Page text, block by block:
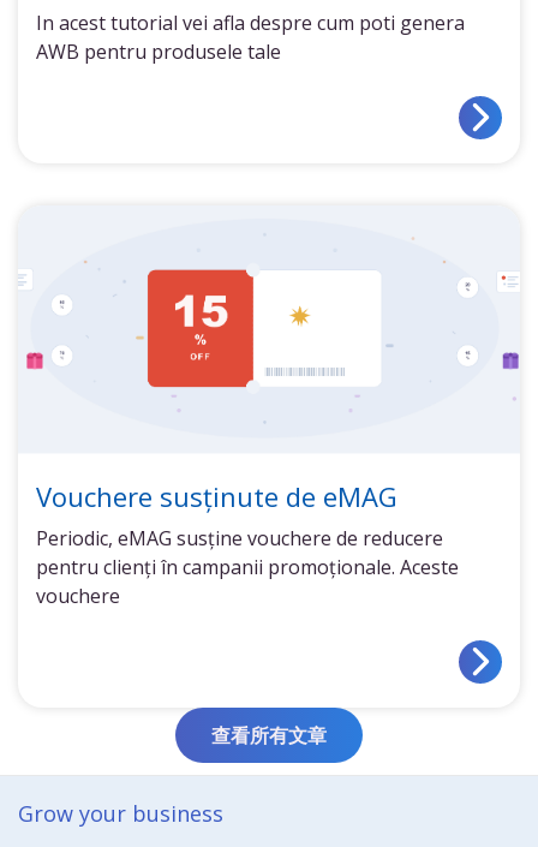
In acest tutorial vei afla despre cum poti genera
AWB pentru produsele tale
Vouchere susținute de eMAG
Periodic, eMAG susține vouchere de reducere
pentru clienți în campanii promoționale. Aceste
vouchere
查看所有文章
Grow your business​